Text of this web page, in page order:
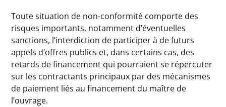
Toute situation de non-conformité comporte des
risques importants, notamment d’éventuelles
sanctions, l’interdiction de participer à de futurs
appels d’offres publics et, dans certains cas, des
retards de financement qui pourraient se répercuter
sur les contractants principaux par des mécanismes
de paiement liés au financement du maître de
l’ouvrage.